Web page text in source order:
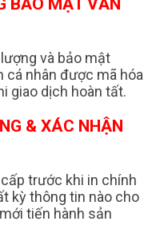
BẢO MẬT VĂN
và bảo mật
cá nhân được mã hóa
giao dịch hoàn tất.
& XÁC NHẬN
trước khi in chính
kỳ thông tin nào cho
tiến hành sản